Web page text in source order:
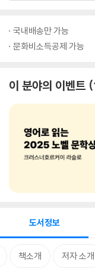
국내배송만 가능
문화비소득공제 가능
이 분야의 이벤트
도서정보
책소개 저자 소개